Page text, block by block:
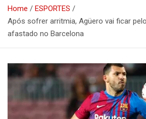
Home
ESPORTES
Após sofrer arritmia, Agüero vai ficar
afastado no Barcelona